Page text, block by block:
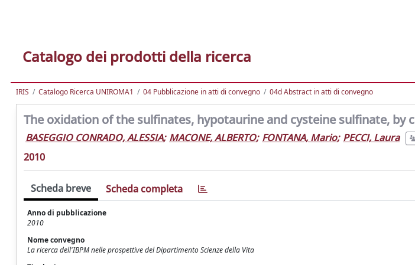
Catalogo dei prodotti della ricerca
IRIS Catalogo Ricerca UNIROMA1 04 Pubblicazione in atti di convegno 04d Abstract in atti di convegno
The oxidation of the sulfinates, hypotaurine and cysteine sulfinate, by
BASEGGIO CONRADO, ALESSIA; MACONE, ALBERTO; FONTANA, Mario; PECCI, Laura
2010
Scheda breve Scheda completa
Anno di pubblicazione
2010
Nome convegno
La ricerca dell'IBPM nelle prospettive del Dipartimento Scienze della Vita